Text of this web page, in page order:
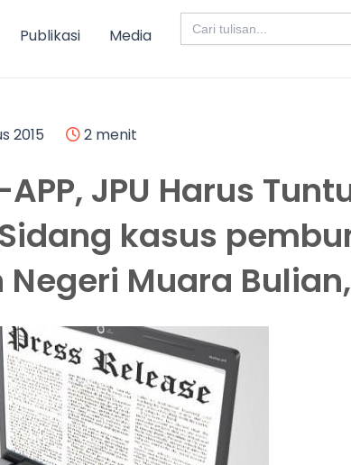
Publikasi Media
Search
for:
2015 2 menit
JPU Harus
kasus
Muara